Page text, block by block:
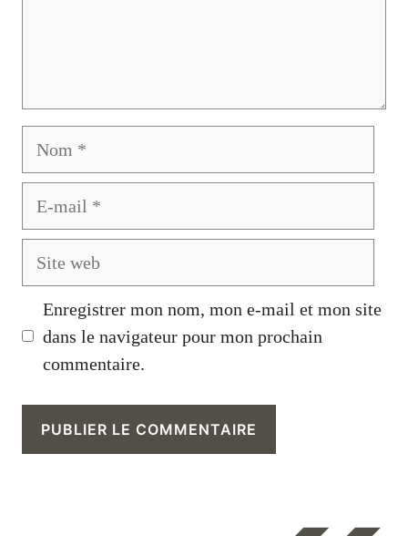
Enregistrer mon nom, mon e-mail et mon site
dans le navigateur pour mon prochain
commentaire.